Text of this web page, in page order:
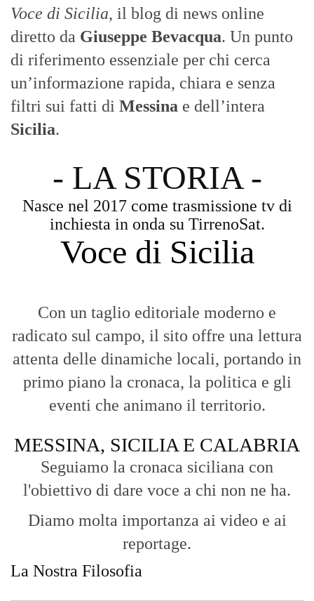
Voce di Sicilia, il blog di news online
diretto da Giuseppe Bevacqua. Un punto
di riferimento essenziale per chi cerca
un’informazione rapida, chiara e senza
filtri sui fatti di Messina e dell’intera
Sicilia.
- LA STORIA -
Nasce nel 2017 come trasmissione tv di
inchiesta in onda su TirrenoSat.
Voce di Sicilia
Con un taglio editoriale moderno e
radicato sul campo, il sito offre una lettura
attenta delle dinamiche locali, portando in
primo piano la cronaca, la politica e gli
eventi che animano il territorio.
MESSINA, SICILIA E CALABRIA
Seguiamo la cronaca siciliana con
l'obiettivo di dare voce a chi non ne ha.
Diamo molta importanza ai video e ai
reportage.
La Nostra Filosofia